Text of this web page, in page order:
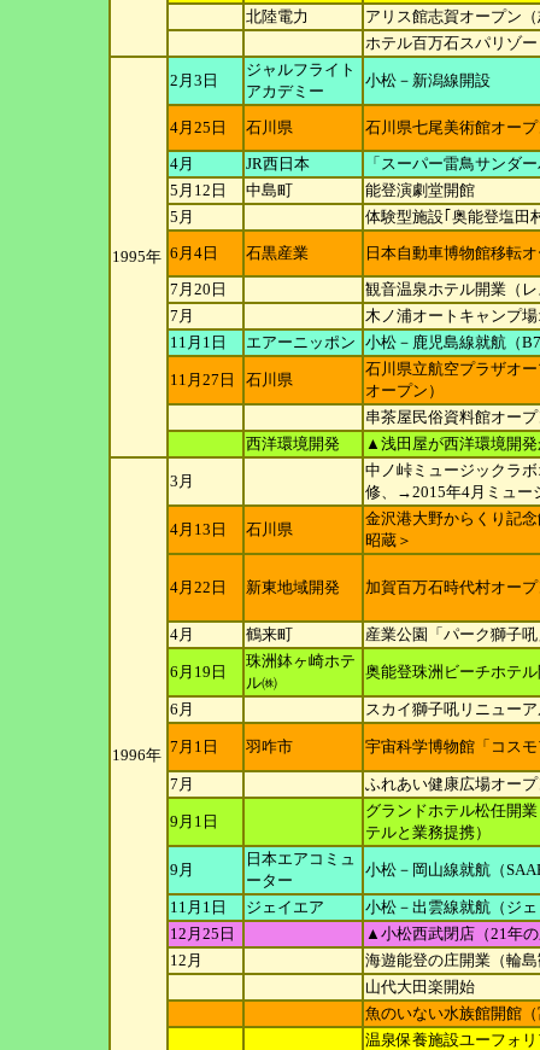
北陸電力
アリス館志賀オープン
ホテル百万石スパリゾ
1995年
2月3日
ジャルフライト
アカデミー
小松－新潟線開設
4月25日 石川県
石川県七尾美術館オー
4月
JR西日本
「スーパー雷鳥サンダ
5月12日
中島町
能登演劇堂開館
5月
体験型施設｢奥能登塩田
6月4日
石黒産業
日本自動車博物館移転
7月20日
観音温泉ホテル開業（
7月
木ノ浦オートキャンプ
11月1日
エアーニッポン 小松－鹿児島線就航（
11月27日 石川県
石川県立航空プラザオ
オープン）
串茶屋民俗資料館オー
西洋環境開発
▲浅田屋が西洋環境開
1996年
3月
中ノ峠ミュージックラ
修、→2015年4月ミュー
4月13日 石川県
金沢港大野からくり記
昭蔵＞
4月22日 新東地域開発 加賀百万石時代村オー
4月 鶴来町 産業公園「パーク獅子
6月19日
珠洲鉢ヶ崎ホテ
ル㈱
奥能登珠洲ビーチホテ
6月 スカイ獅子吼リニュー
7月1日 羽咋市 宇宙科学博物館「コス
7月 ふれあい健康広場オー
9月1日
グランドホテル松任開
テルと業務提携）
9月
日本エアコミュ
ーター
小松－岡山線就航（
11月1日 ジェイエア
小松－出雲線就航（ジ
12月25日
▲小松西武閉店（21年
12月
海遊能登の庄開業（輪
山代大田楽開始
魚のいない水族館開館
温泉保養施設ユーフォ